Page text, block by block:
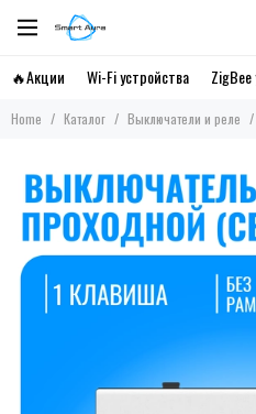
🔥Акции Wi-Fi устройства ZigBee
Home Каталог Выключатели и реле